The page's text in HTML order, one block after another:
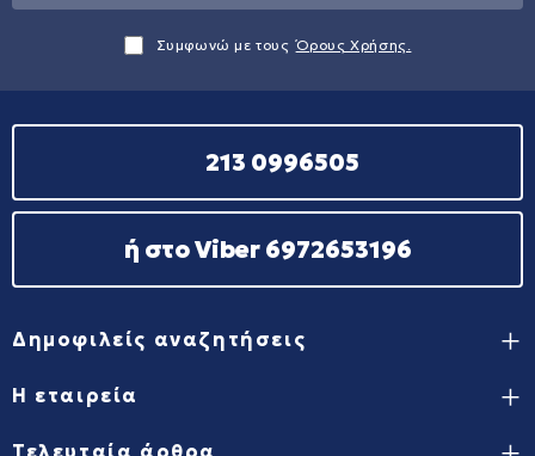
Συμφωνώ με τους Όρους Χρήσης.
213 0996505
ή στο Viber 6972653196
Δημοφιλείς αναζητήσεις
Η εταιρεία